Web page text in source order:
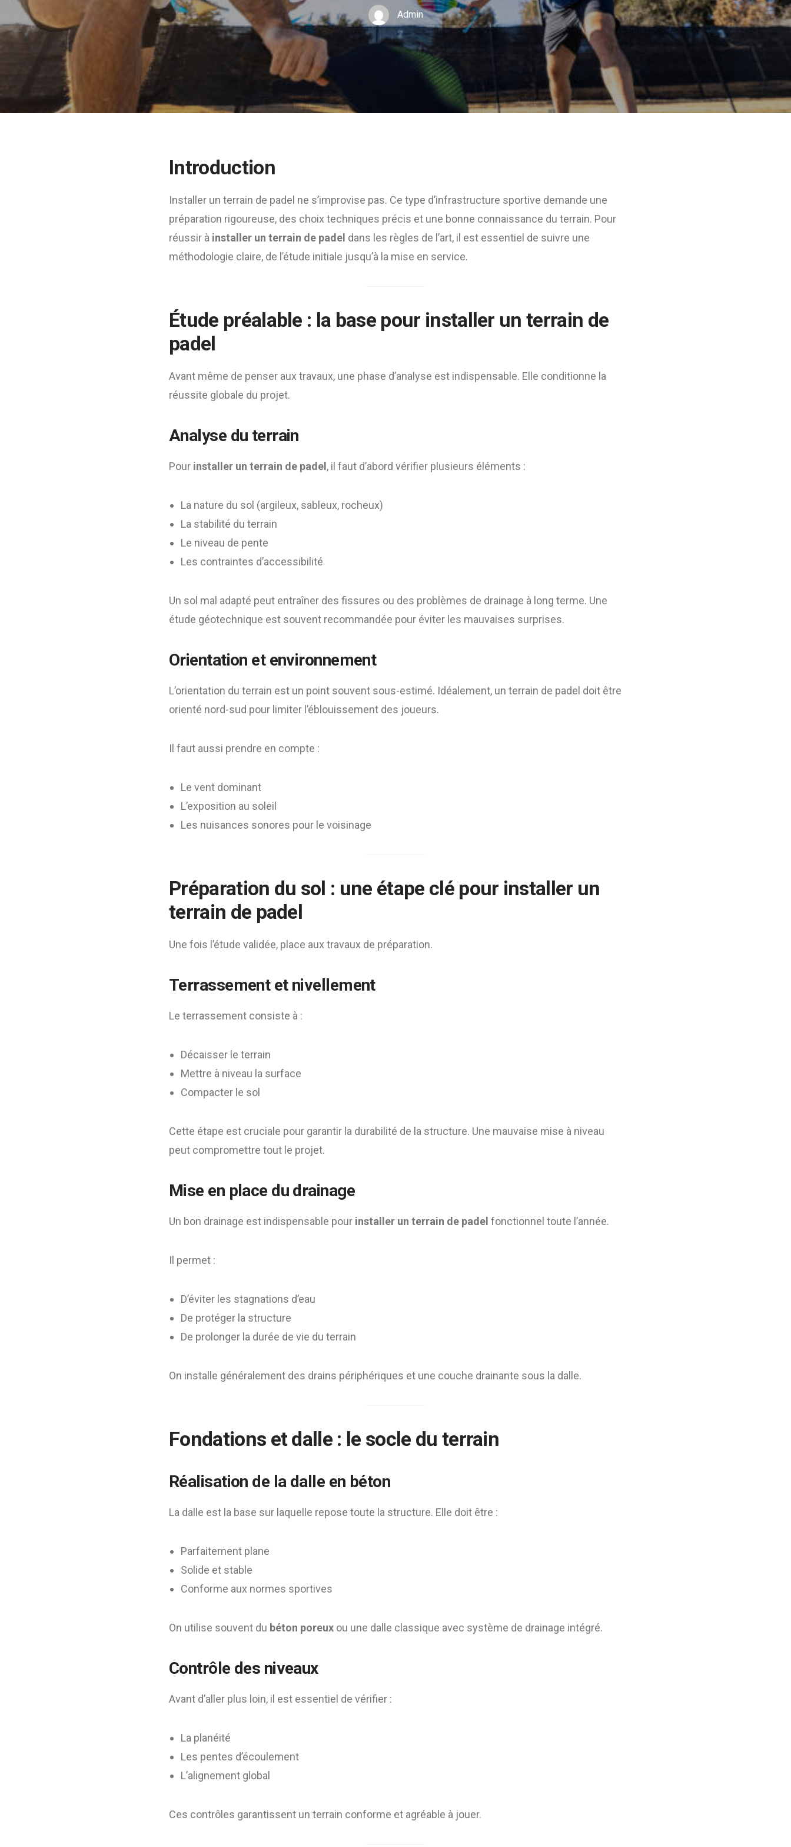
Admin
Introduction
Installer un terrain de padel ne s’improvise pas. Ce type d’infrastructure sportive demande une
préparation rigoureuse, des choix techniques précis et une bonne connaissance du terrain. Pour
réussir à installer un terrain de padel dans les règles de l’art, il est essentiel de suivre une
méthodologie claire, de l’étude initiale jusqu’à la mise en service.
Étude préalable : la base pour installer un terrain de
padel
Avant même de penser aux travaux, une phase d’analyse est indispensable. Elle conditionne la
réussite globale du projet.
Analyse du terrain
Pour installer un terrain de padel , il faut d’abord vérifier plusieurs éléments :
La nature du sol (argileux, sableux, rocheux)
La stabilité du terrain
Le niveau de pente
Les contraintes d’accessibilité
Un sol mal adapté peut entraîner des fissures ou des problèmes de drainage à long terme. Une
étude géotechnique est souvent recommandée pour éviter les mauvaises surprises.
Orientation et environnement
L’orientation du terrain est un point souvent sous-estimé. Idéalement, un terrain de padel doit être
orienté nord-sud pour limiter l’éblouissement des joueurs.
Il faut aussi prendre en compte :
Le vent dominant
L’exposition au soleil
Les nuisances sonores pour le voisinage
Préparation du sol : une étape clé pour installer un
terrain de padel
Une fois l’étude validée, place aux travaux de préparation.
Terrassement et nivellement
Le terrassement consiste à :
Décaisser le terrain
Mettre à niveau la surface
Compacter le sol
Cette étape est cruciale pour garantir la durabilité de la structure. Une mauvaise mise à niveau
peut compromettre tout le projet.
Mise en place du drainage
Un bon drainage est indispensable pour installer un terrain de padel fonctionnel toute l’année.
Il permet :
D’éviter les stagnations d’eau
De protéger la structure
De prolonger la durée de vie du terrain
On installe généralement des drains périphériques et une couche drainante sous la dalle.
Fondations et dalle : le socle du terrain
Réalisation de la dalle en béton
La dalle est la base sur laquelle repose toute la structure. Elle doit être :
Parfaitement plane
Solide et stable
Conforme aux normes sportives
On utilise souvent du béton poreux ou une dalle classique avec système de drainage intégré.
Contrôle des niveaux
Avant d’aller plus loin, il est essentiel de vérifier :
La planéité
Les pentes d’écoulement
L’alignement global
Ces contrôles garantissent un terrain conforme et agréable à jouer.